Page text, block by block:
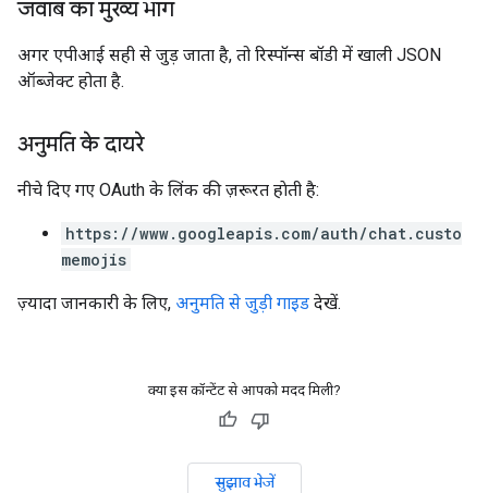
जवाब का मुख्य भाग
अगर एपीआई सही से जुड़ जाता है, तो रिस्पॉन्स बॉडी में खाली JSON
ऑब्जेक्ट होता है.
अनुमति के दायरे
नीचे दिए गए OAuth के लिंक की ज़रूरत हाेती है:
https://www.googleapis.com/auth/chat.custo
memojis
ज़्यादा जानकारी के लिए, अनुमति से जुड़ी गाइड देखें.
क्या इस कॉन्टेंट से आपको मदद मिली?
सुझाव भेजें